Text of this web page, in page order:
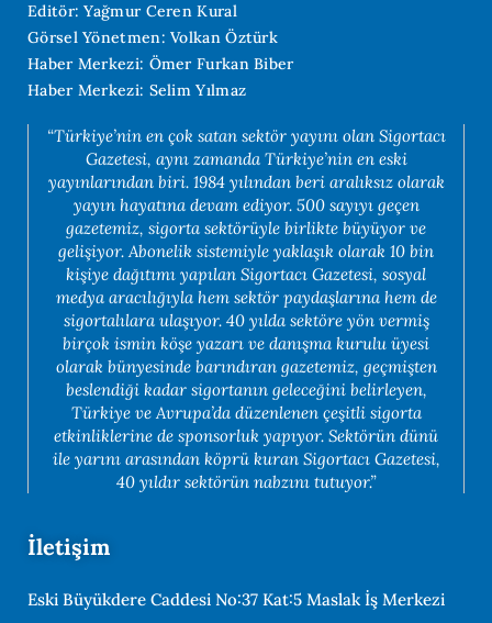
Editör: Yağmur Ceren Kural
Görsel Yönetmen: Volkan Öztürk
Haber Merkezi: Ömer Furkan Biber
Haber Merkezi: Selim Yılmaz
“Türkiye’nin en çok satan sektör yayını olan Sigortacı
Gazetesi, aynı zamanda Türkiye’nin en eski
yayınlarından biri. 1984 yılından beri aralıksız olarak
yayın hayatına devam ediyor. 500 sayıyı geçen
gazetemiz, sigorta sektörüyle birlikte büyüyor ve
gelişiyor. Abonelik sistemiyle yaklaşık olarak 10 bin
kişiye dağıtımı yapılan Sigortacı Gazetesi, sosyal
medya aracılığıyla hem sektör paydaşlarına hem de
sigortalılara ulaşıyor. 40 yılda sektöre yön vermiş
birçok ismin köşe yazarı ve danışma kurulu üyesi
olarak bünyesinde barındıran gazetemiz, geçmişten
beslendiği kadar sigortanın geleceğini belirleyen,
Türkiye ve Avrupa’da düzenlenen çeşitli sigorta
etkinliklerine de sponsorluk yapıyor. Sektörün dünü
ile yarını arasından köprü kuran Sigortacı Gazetesi,
40 yıldır sektörün nabzını tutuyor.”
İletişim
Eski Büyükdere Caddesi No:37 Kat:5 Maslak İş Merkezi